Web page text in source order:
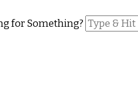
for Something?